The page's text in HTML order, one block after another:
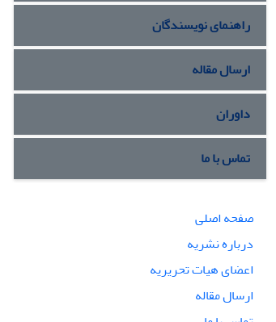
راهنمای نویسندگان
ارسال مقاله
داوران
تماس با ما
صفحه اصلی
درباره نشریه
اعضای هیات تحریریه
ارسال مقاله